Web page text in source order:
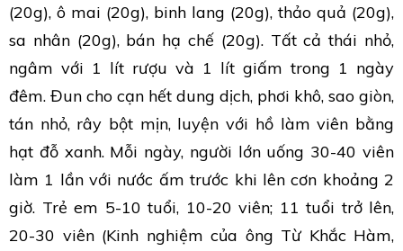
(20g), ô mai (20g), binh lang (20g), thảo quả (20g),
sa nhân (20g), bán hạ chế (20g). Tất cả thái nhỏ,
ngâm với 1 lít rượu và 1 lít giấm trong 1 ngày
đêm. Đun cho cạn hết dung dịch, phơi khô, sao giòn,
tán nhỏ, rây bột mịn, luyện với hồ làm viên bằng
hạt đỗ xanh. Mỗi ngày, người lớn uống 30-40 viên
làm 1 lần với nước ấm trước khi lên cơn khoảng 2
giờ. Trẻ em 5-10 tuổi, 10-20 viên; 11 tuổi trở lên,
20-30 viên (Kinh nghiệm của ông Từ Khắc Hàm,